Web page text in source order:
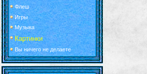
Флеш
Игры
Музыка
Картинки
Вы ничего не делаете